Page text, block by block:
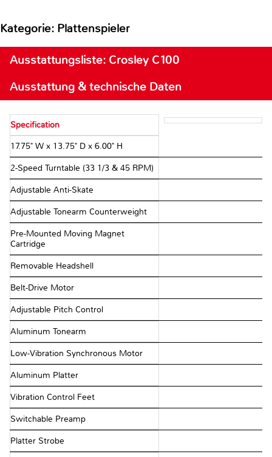
Kategorie: Plattenspieler
Ausstattungsliste: Crosley C100
Ausstattung & technische Daten
Specification
17.75" W x 13.75" D x 6.00" H
2-Speed Turntable (33 1/3 & 45 RPM)
Adjustable Anti-Skate
Adjustable Tonearm Counterweight
Pre-Mounted Moving Magnet
Cartridge
Removable Headshell
Belt-Drive Motor
Adjustable Pitch Control
Aluminum Tonearm
Low-Vibration Synchronous Motor
Aluminum Platter
Vibration Control Feet
Switchable Preamp
Platter Strobe